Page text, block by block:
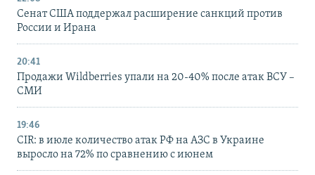
Сенат США поддержал расширение санкций против
России и Ирана
20:41
Продажи Wildberries упали на 20-40% после атак ВСУ –
СМИ
19:46
CIR: в июле количество атак РФ на АЗС в Украине
выросло на 72% по сравнению с июнем